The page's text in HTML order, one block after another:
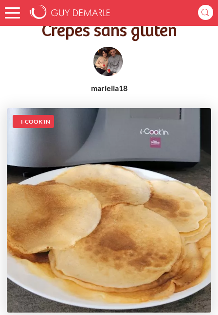
Accueil Recettes Crêpes sans gluten
Crêpes sans gluten
mariella18
I-COOK'IN